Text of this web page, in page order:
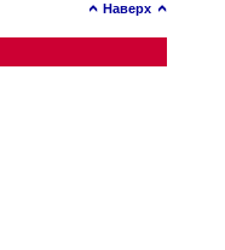
Наверх